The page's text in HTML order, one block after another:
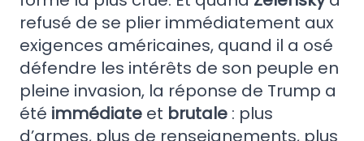
refusé de se plier immédiatement aux
exigences américaines, quand il a osé
défendre les intérêts de son peuple en
pleine invasion, la réponse de Trump a
été immédiate et brutale : plus
d’armes, plus de renseignements, plus